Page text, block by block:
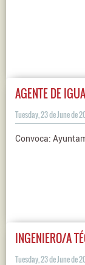
AGENTE DE
Tuesday, 23 de June de
Convoca:
INGENIERO/A
Tuesday, 23 de June de